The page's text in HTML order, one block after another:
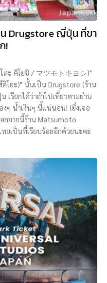
Drugstore ญี่ปุ่น ที่ขา
!
ตะ คิโยชิ / マツモトキヨシ)"
โยะ)" นั้นเป็น Drugstore (ร้าน
เรียกได้ว่าถ้าไปเที่ยวตามย่าน
งๆ น้ำเงินๆ นี้แน่นอน! (ยิ่งเจอ
กจากนี้ร้าน Matsumoto
ทยเป็นที่เรียบร้อยอีกด้วยนะคะ